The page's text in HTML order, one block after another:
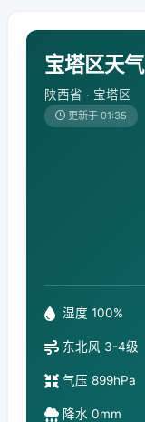
宝塔区天
陕西省 · 宝塔区
更新于 01:35
湿度 100%
东北风 3-4级
气压 899hPa
降水 0mm